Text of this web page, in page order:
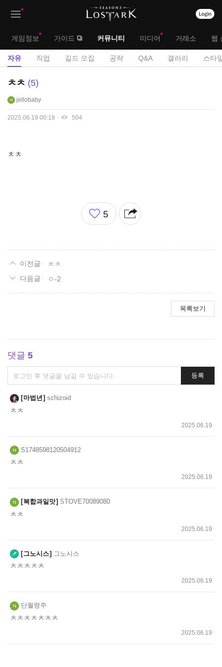
대
메
게임정보 가이드 커뮤니티 미디어 거래소 웹
서
자유 직업 길드 모집 공략 Q&A 갤러리 스타
자
게
ㅊㅊ 5
jellobaby
2025.06.19 00:18 504
ㅊㅊ
좋
아
5
ㅊㅊ
ㅇ-2
목록보기
댓글 5
댓
글
쓰
기
등록
마법년 schizoid
ㅊㅊ
2025.06.19
S1748598120504912
ㅊㅊ
2025.06.19
복합과일맛 STOVE70089080
ㅊㅊ
2025.06.19
그노시스 그노시스
ㅊㅊㅊㅊㅊ
2025.06.19
단월령주
ㅊㅊㅊㅊㅊㅊㅊ
2025.06.19